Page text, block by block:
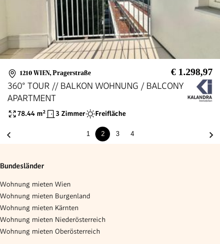
1210 WIEN, Pragerstraße € 1.298,97
360° TOUR // BALKON WOHNUNG / BALCONY
APARTMENT
78.44 m² 3 Zimmer Freifläche
1 2 3 4
Bundesländer
Wohnung mieten Wien
Wohnung mieten Burgenland
Wohnung mieten Kärnten
Wohnung mieten Niederösterreich
Wohnung mieten Oberösterreich